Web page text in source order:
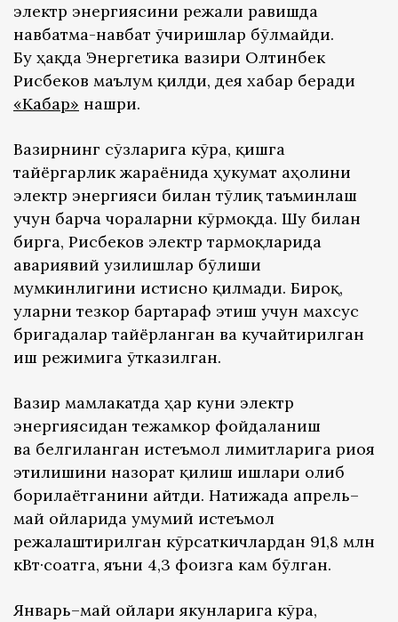
электр энергиясини режали равишда
навбатма-навбат ўчиришлар бўлмайди.
Бу ҳақда Энергетика вазири Олтинбек
Рисбеков маълум қилди, дея хабар беради
«Кабар» нашри.
Вазирнинг сўзларига кўра, қишга
тайёргарлик жараёнида ҳукумат аҳолини
электр энергияси билан тўлиқ таъминлаш
учун барча чораларни кўрмоқда. Шу билан
бирга, Рисбеков электр тармоқларида
авариявий узилишлар бўлиши
мумкинлигини истисно қилмади. Бироқ,
уларни тезкор бартараф этиш учун махсус
бригадалар тайёрланган ва кучайтирилган
иш режимига ўтказилган.
Вазир мамлакатда ҳар куни электр
энергиясидан тежамкор фойдаланиш
ва белгиланган истеъмол лимитларига риоя
этилишини назорат қилиш ишлари олиб
борилаётганини айтди. Натижада апрель–
май ойларида умумий истеъмол
режалаштирилган кўрсаткичлардан 91,8 млн
кВт·соатга, яъни 4,3 фоизга кам бўлган.
Январь–май ойлари якунларига кўра,